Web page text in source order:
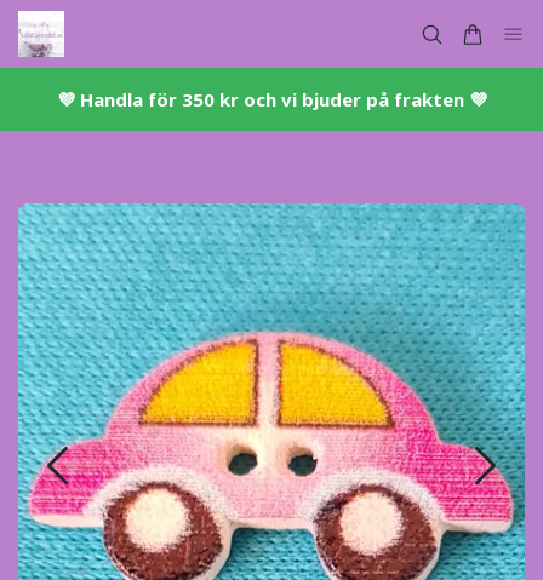
💜 ​Handla för 350 kr och vi bjuder på frakten 💜​